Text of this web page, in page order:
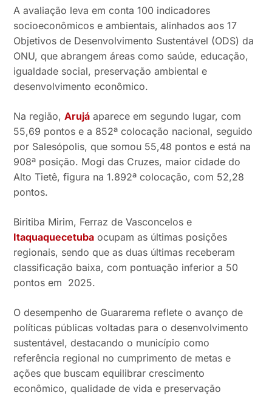
A avaliação leva em conta 100 indicadores
socioeconômicos e ambientais, alinhados aos 17
Objetivos de Desenvolvimento Sustentável (ODS) da
ONU, que abrangem áreas como saúde, educação,
igualdade social, preservação ambiental e
desenvolvimento econômico.
Na região,Arujá aparece em segundo lugar, com
55,69 pontos e a 852ª colocação nacional, seguido
por Salesópolis, que somou 55,48 pontos e está na
908ª posição. Mogi das Cruzes, maior cidade do
Alto Tietê, figura na 1.892ª colocação, com 52,28
pontos.
Biritiba Mirim, Ferraz de Vasconcelos e
Itaquaquecetuba ocupam as últimas posições
regionais, sendo que as duas últimas receberam
classificação baixa, com pontuação inferior a 50
pontos em 2025.
O desempenho de Guararema reflete o avanço de
políticas públicas voltadas para o desenvolvimento
sustentável, destacando o município como
referência regional no cumprimento de metas e
ações que buscam equilibrar crescimento
econômico, qualidade de vida e preservação